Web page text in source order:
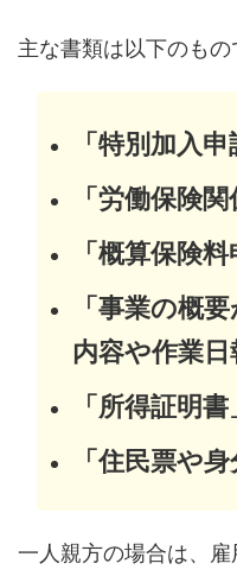
主な書類は以下のもの
「特別加入申
「労働保険関
「概算保険料
「事業の概
内容や作業日
「所得証明書
「住民票や
一人親方の場合は、